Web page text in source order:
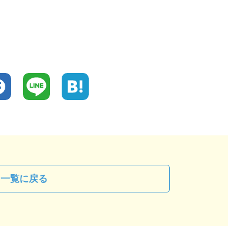
一覧に戻る